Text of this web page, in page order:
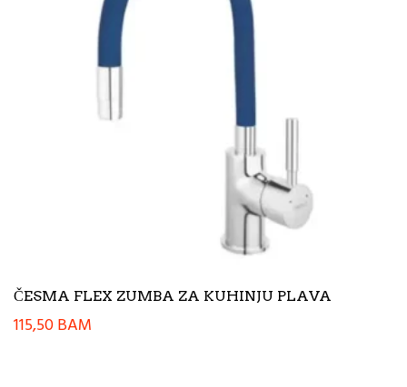
ČESMA FLEX ZUMBA ZA KUHINJU PLAVA
115,50BAM